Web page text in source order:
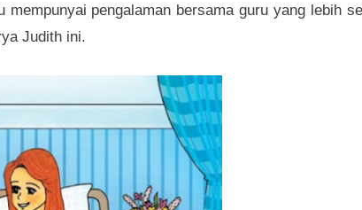
mempunyai pengalaman bersama guru yang lebih
Judith ini.